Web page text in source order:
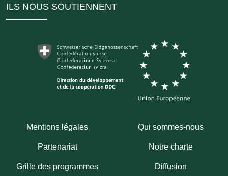
ILS NOUS SOUTIENNENT
Mentions légales Qui sommes-nous
Partenariat Notre charte
Grille des programmes Diffusion